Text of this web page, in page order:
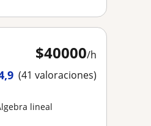
$40000/h
(41 valoraciones)
lineal